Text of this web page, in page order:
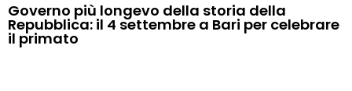
Governo più longevo della storia della
Repubblica: il 4 settembre a Bari per celebrare
il primato